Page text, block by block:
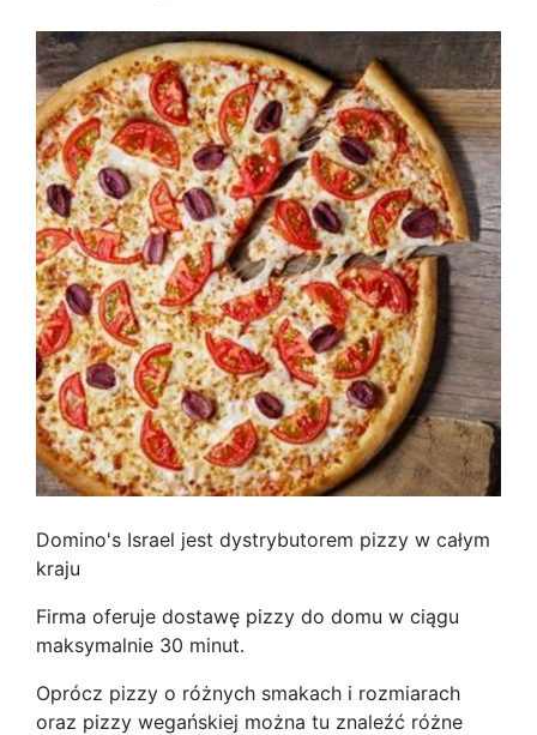
Domino's Israel jest dystrybutorem pizzy w całym
kraju
Firma oferuje dostawę pizzy do domu w ciągu
maksymalnie 30 minut.
Oprócz pizzy o różnych smakach i rozmiarach
oraz pizzy wegańskiej można tu znaleźć różne